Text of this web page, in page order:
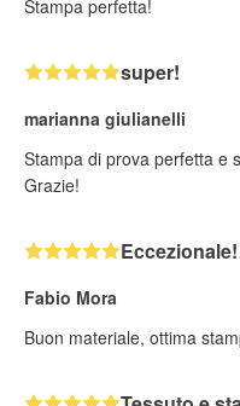
Stampa perfetta!
super!
marianna giulianelli
Stampa di prova perfetta e
Grazie!
Eccezionale!
Fabio Mora
Buon materiale, ottima